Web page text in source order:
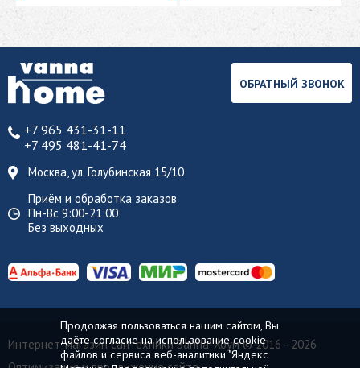
+7 965 431-31-11
+7 495 481-41-74
Москва, ул. Голубинская 15/10
Приём и обработка заказов
Пн-Вс 9:00-21:00
Без выходных
ОБРАТНЫЙ ЗВОНОК
Интернет-магазин сантехники Ванна-Хоум© 2016 - 2026
Продолжая пользоваться нашим сайтом, Вы
даёте согласие на использование cookie-
файлов и сервиса веб-аналитики "Яндекс